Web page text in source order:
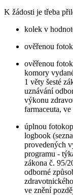
K žádosti je třeba
kolek v
ověřenou
ověřenou
komory
1 věty šesté
uznávání
výkonu
farmaceuta,
úplnou
logbook
provedených
programu -
zákona č. 95/
odborné
ve znění